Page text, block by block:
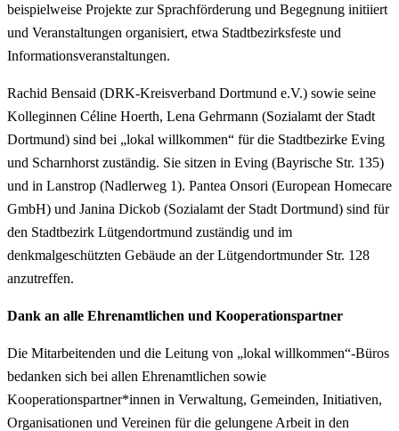
beispielweise Projekte zur Sprachförderung und Begegnung initiiert
und Veranstaltungen organisiert, etwa Stadtbezirksfeste und
Informationsveranstaltungen.
Rachid Bensaid (DRK-Kreisverband Dortmund e.V.) sowie seine
Kolleginnen Céline Hoerth, Lena Gehrmann (Sozialamt der Stadt
Dortmund) sind bei „lokal willkommen“ für die Stadtbezirke Eving
und Scharnhorst zuständig. Sie sitzen in Eving (Bayrische Str. 135)
und in Lanstrop (Nadlerweg 1). Pantea Onsori (European Homecare
GmbH) und Janina Dickob (Sozialamt der Stadt Dortmund) sind für
den Stadtbezirk Lütgendortmund zuständig und im
denkmalgeschützten Gebäude an der Lütgendortmunder Str. 128
anzutreffen.
Dank an alle Ehrenamtlichen und Kooperationspartner
Die Mitarbeitenden und die Leitung von „lokal willkommen“-Büros
bedanken sich bei allen Ehrenamtlichen sowie
Kooperationspartner*innen in Verwaltung, Gemeinden, Initiativen,
Organisationen und Vereinen für die gelungene Arbeit in den